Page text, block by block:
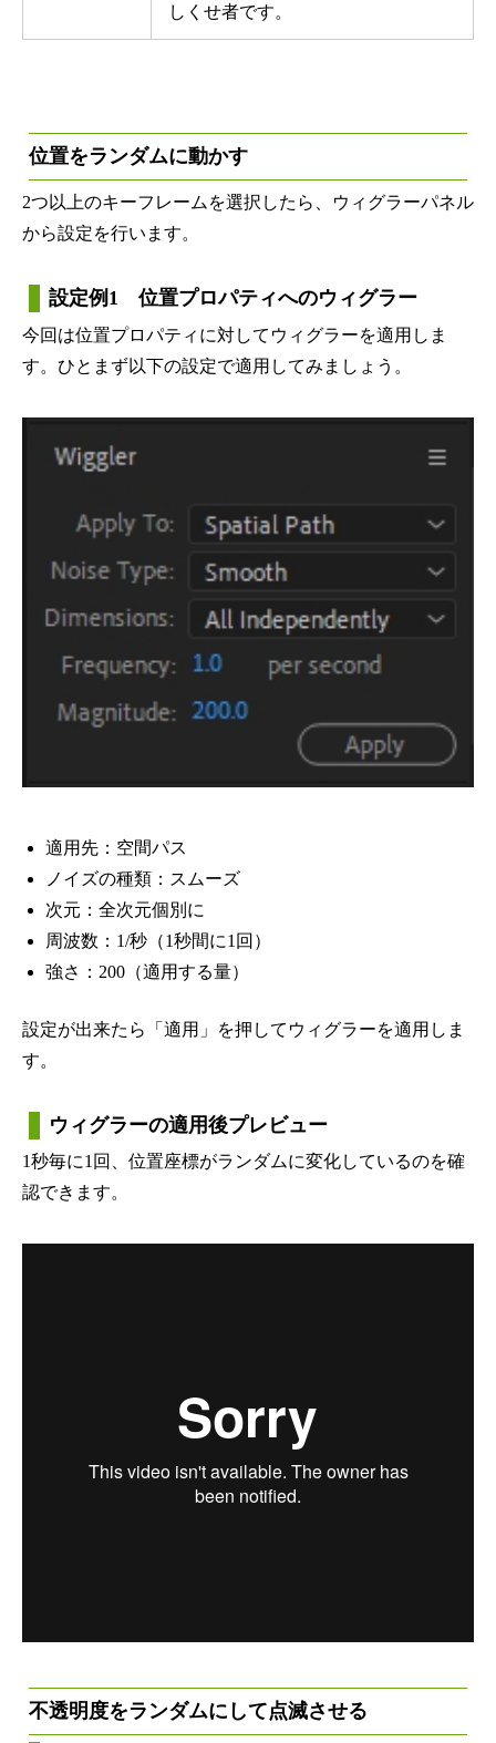
しくせ者です。
位置をランダムに動かす
2つ以上のキーフレームを選択したら、ウィグラーパネル
から設定を行います。
設定例1 位置プロパティへのウィグラー
今回は位置プロパティに対してウィグラーを適用しま
す。ひとまず以下の設定で適用してみましょう。
適用先：空間パス
ノイズの種類：スムーズ
次元：全次元個別に
周波数：1/秒（1秒間に1回）
強さ：200（適用する量）
設定が出来たら「適用」を押してウィグラーを適用しま
す。
ウィグラーの適用後プレビュー
1秒毎に1回、位置座標がランダムに変化しているのを確
認できます。
不透明度をランダムにして点滅させる